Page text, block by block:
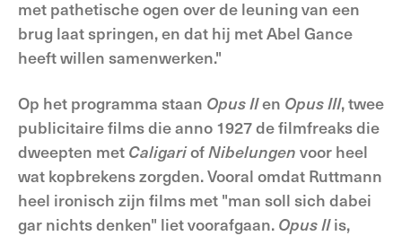
met pathetische ogen over de leuning van een
brug laat springen, en dat hij met Abel Gance
heeft willen samenwerken."
Op het programma staan Opus IIen Opus III, twee
publicitaire films die anno 1927 de filmfreaks die
dweepten met CaligariofNibelungen voor heel
wat kopbrekens zorgden. Vooral omdat Ruttmann
heel ironisch zijn films met "man soll sich dabei
gar nichts denken" liet voorafgaan. Opus IIis,